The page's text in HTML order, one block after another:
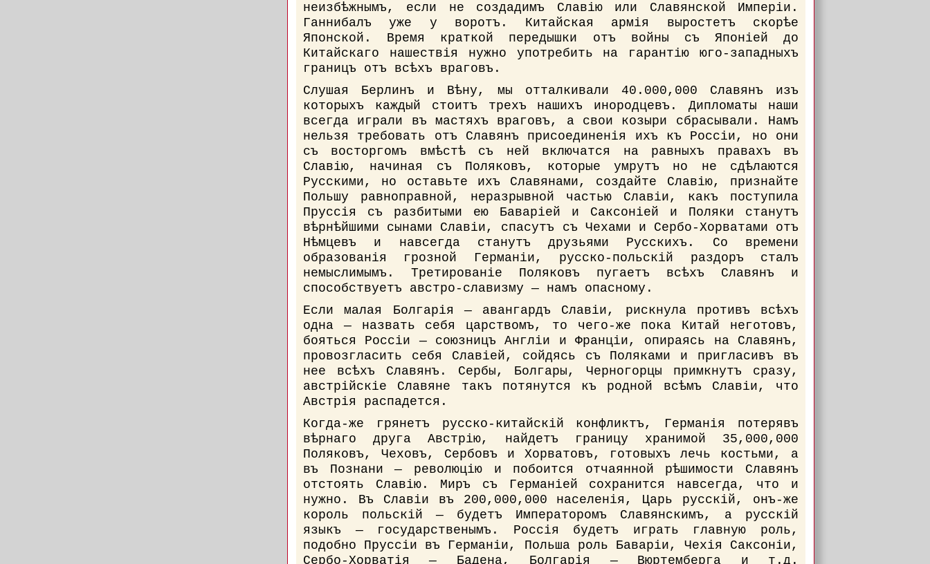
неизбѣжнымъ, если не создадимъ Славію или Славянской Имперіи.
Ганнибалъ уже у воротъ. Китайская армія выростетъ скорѣе
Японской. Время краткой передышки отъ войны съ Японіей до
Китайскаго нашествія нужно употребить на гарантію юго-западныхъ
границъ отъ всѣхъ враговъ.
Слушая Берлинъ и Вѣну, мы отталкивали 40.000,000 Славянъ изъ
которыхъ каждый стоитъ трехъ нашихъ инородцевъ. Дипломаты наши
всегда играли въ мастяхъ враговъ, а свои козыри сбрасывали. Намъ
нельзя требовать отъ Славянъ присоединенія ихъ къ Россіи, но они
съ восторгомъ вмѣстѣ съ ней включатся на равныхъ правахъ въ
Славію, начиная съ Поляковъ, которые умрутъ но не сдѣлаются
Русскими, но оставьте ихъ Славянами, создайте Славію, признайте
Польшу равноправной, неразрывной частью Славіи, какъ поступила
Пруссія съ разбитыми ею Баваріей и Саксоніей и Поляки станутъ
вѣрнѣйшими сынами Славіи, спасутъ съ Чехами и Сербо-Хорватами отъ
Нѣмцевъ и навсегда станутъ друзьями Русскихъ. Со времени
образованія грозной Германіи, русско-польскій раздоръ сталъ
немыслимымъ. Третированіе Поляковъ пугаетъ всѣхъ Славянъ и
способствуетъ австро-славизму — намъ опасному.
Если малая Болгарія — авангардъ Славіи, рискнула противъ всѣхъ
одна — назвать себя царствомъ, то чего-же пока Китай неготовъ,
бояться Россіи — союзницъ Англіи и Франціи, опираясь на Славянъ,
провозгласить себя Славіей, сойдясь съ Поляками и пригласивъ въ
нее всѣхъ Славянъ. Сербы, Болгары, Черногорцы примкнутъ сразу,
австрійскіе Славяне такъ потянутся къ родной всѣмъ Славіи, что
Австрія распадется.
Когда-же грянетъ русско-китайскій конфликтъ, Германія потерявъ
вѣрнаго друга Австрію, найдетъ границу хранимой 35,000,000
Поляковъ, Чеховъ, Сербовъ и Хорватовъ, готовыхъ лечь костьми, а
въ Познани — революцію и побоится отчаянной рѣшимости Славянъ
отстоять Славію. Миръ съ Германіей сохранится навсегда, что и
нужно. Въ Славіи въ 200,000,000 населенія, Царь русскій, онъ-же
король польскій — будетъ Императоромъ Славянскимъ, а русскій
языкъ — государственымъ. Россія будетъ играть главную роль,
подобно Пруссіи въ Германіи, Польша роль Баваріи, Чехія Саксоніи,
Сербо-Хорватія — Бадена, Болгарія — Вюртемберга и т.д.